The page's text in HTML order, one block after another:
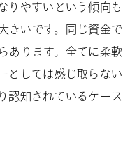
りやすいという傾向も
きいです。同じ資金で
あります。全てに柔軟
としては感じ取らない
認知されているケース